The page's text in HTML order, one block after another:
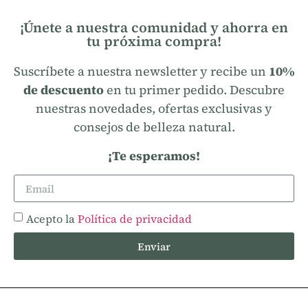
¡Únete a nuestra comunidad y ahorra en
tu próxima compra!
Suscríbete a nuestra newsletter y recibe un 10%
de descuento en tu primer pedido. Descubre
nuestras novedades, ofertas exclusivas y
consejos de belleza natural.
¡Te esperamos!
Acepto laPolítica de privacidad
Enviar